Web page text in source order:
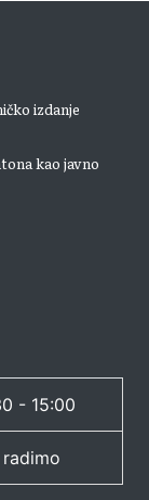
izdanje
kao javno
- 15:00
radimo